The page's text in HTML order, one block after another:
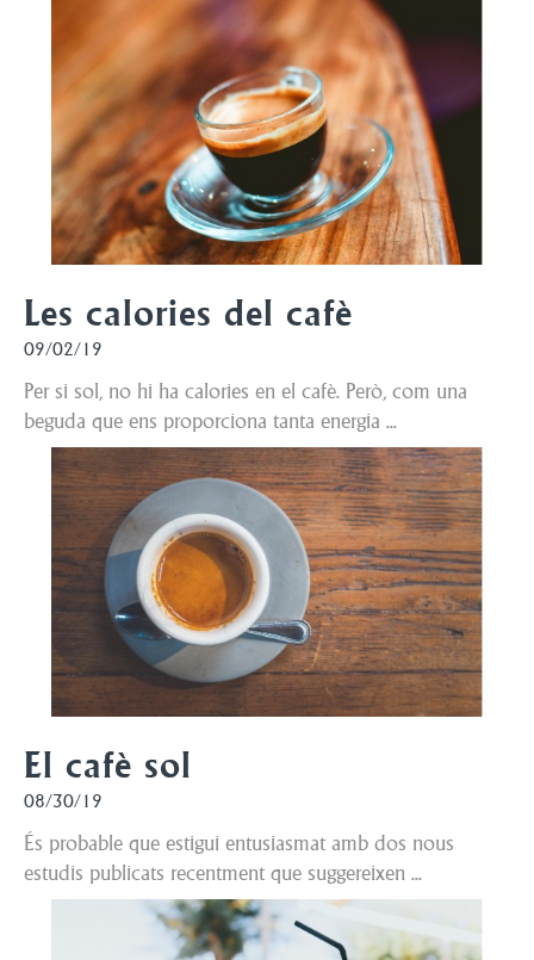
Les calories del cafè
09/02/19
Per si sol, no hi ha calories en el cafè. Però, com una
beguda que ens proporciona tanta energia ...
El cafè sol
08/30/19
És probable que estigui entusiasmat amb dos nous
estudis publicats recentment que suggereixen ...